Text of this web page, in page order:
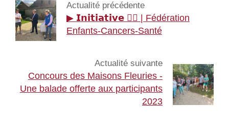
Actualité précédente
▶ 𝗜𝗻𝗶𝘁𝗶𝗮𝘁𝗶𝘃𝗲 🚶‍♂️ | Fédération
Enfants-Cancers-Santé
Actualité suivante
Concours des Maisons Fleuries -
Une balade offerte aux participants
2023